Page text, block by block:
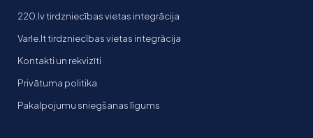
220.lv tirdzniecības vietas integrācija
Varle.lt tirdzniecības vietas integrācija
Kontakti un rekvizīti
Privātuma politika
Pakalpojumu sniegšanas līgums